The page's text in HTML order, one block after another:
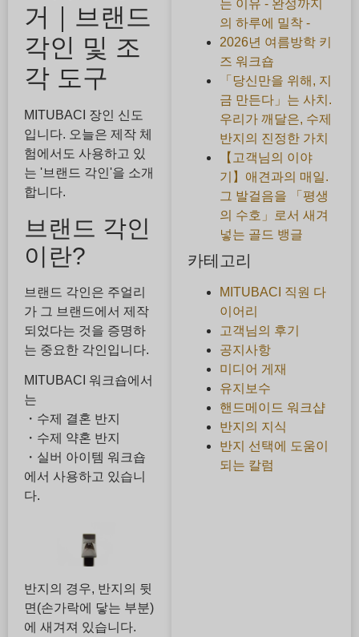
거｜브랜드
각인 및 조
각 도구
MITUBACI 장인 신도
입니다. 오늘은 제작 체
험에서도 사용하고 있
는 '브랜드 각인'을 소개
합니다.
브랜드 각인
이란?
브랜드 각인은 주얼리
가 그 브랜드에서 제작
되었다는 것을 증명하
는 중요한 각인입니다.
MITUBACI 워크숍에서
는
・수제 결혼 반지
・수제 약혼 반지
・실버 아이템 워크숍
에서 사용하고 있습니
다.
반지의 경우, 반지의 뒷
면(손가락에 닿는 부분)
에 새겨져 있습니다.
는 이유 - 완성까지
의 하루에 밀착 -
2026년 여름방학 키
즈 워크숍
「당신만을 위해, 지
금 만든다」는 사치.
우리가 깨달은, 수제
반지의 진정한 가치
【고객님의 이야
기】애견과의 매일.
그 발걸음을 「평생
의 수호」로서 새겨
넣는 골드 뱅글
카테고리
MITUBACI 직원 다
이어리
고객님의 후기
공지사항
미디어 게재
유지보수
핸드메이드 워크샵
반지의 지식
반지 선택에 도움이
되는 칼럼